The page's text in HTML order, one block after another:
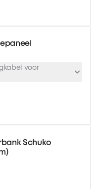
voor
€ 89,90€ 99,90
Schuko